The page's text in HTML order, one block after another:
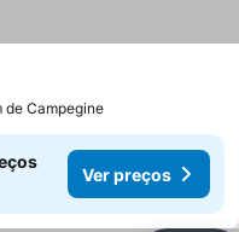
de Campegine
Ver preços